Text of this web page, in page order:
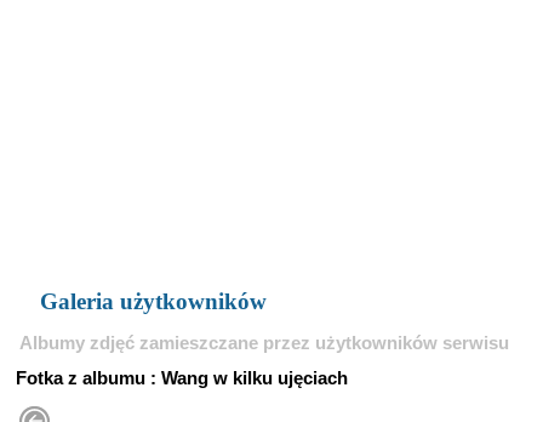
Galeria użytkowników
Albumy zdjęć zamieszczane przez użytkowników serwisu
Fotka z albumu : Wang w kilku ujęciach